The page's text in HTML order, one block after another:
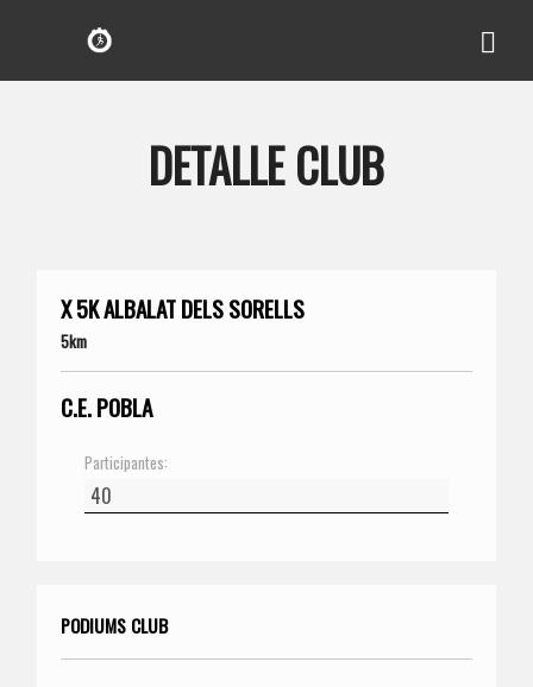
DETALLE CLUB
X 5K ALBALAT DELS SORELLS
5km
C.E. POBLA
Participantes:
PODIUMS CLUB